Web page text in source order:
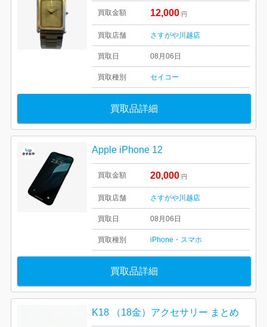
買取金額 12,000 円
買取店舗 さすがや川越店
買取日 08月06日
買取種別 セイコー
買取品詳細
Apple iPhone 12
買取金額 20,000 円
買取店舗 さすがや川越店
買取日 08月06日
買取種別 iPhone・スマホ
買取品詳細
K18 （18金）アクセサリー まとめ